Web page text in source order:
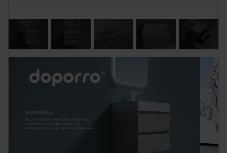
BADMÖBEL
doporro Badmöbel-Set verbinden hochwertige
Qualität mit hochklassigem Design und
ermöglichen Ihnen sehr angenehme Erlebenisse.